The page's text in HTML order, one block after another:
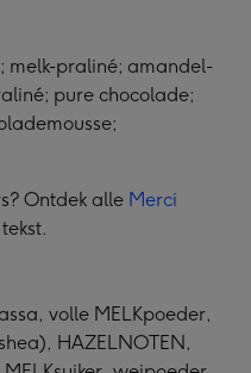
melk-praliné; amandel-
pure chocolade;
Ontdek alle Merci
volle MELKpoeder,
HAZELNOTEN,